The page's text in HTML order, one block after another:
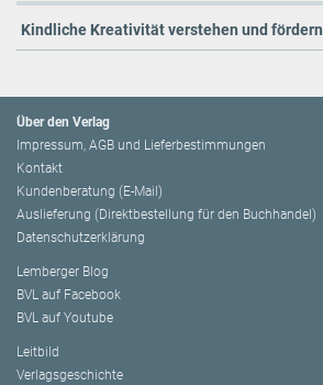
Kindliche Kreativität verstehen und fördern
Über den Verlag
Impressum, AGB und Lieferbestimmungen
Kontakt
Kundenberatung (E-Mail)
Auslieferung (Direktbestellung für den Buchhandel)
Datenschutzerklärung
Lemberger Blog
BVL auf Facebook
BVL auf Youtube
Leitbild
Verlagsgeschichte